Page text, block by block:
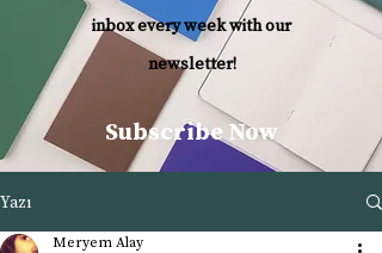
inbox every week with our
newsletter!
Subscribe Now
Yazı
Meryem Alay